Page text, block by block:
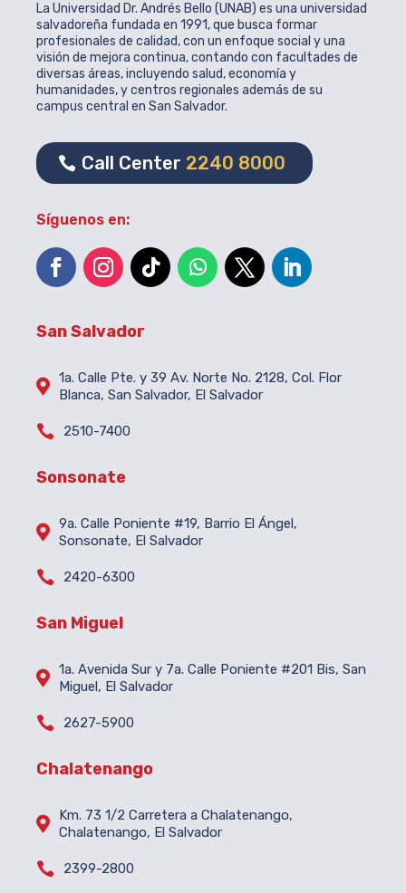
La Universidad Dr. Andrés Bello (UNAB) es una universidad
salvadoreña fundada en 1991, que busca formar
profesionales de calidad, con un enfoque social y una
visión de mejora continua, contando con facultades de
diversas áreas, incluyendo salud, economía y
humanidades, y centros regionales además de su
campus central en San Salvador.
Call Center 2240 8000
Síguenos en:
San Salvador
 1a. Calle Pte. y 39 Av. Norte No. 2128, Col. Flor
Blanca, San Salvador, El Salvador
 2510-7400
Sonsonate
 9a. Calle Poniente #19, Barrio El Ángel,
Sonsonate, El Salvador
 2420-6300
San Miguel
 1a. Avenida Sur y 7a. Calle Poniente #201 Bis, San
Miguel, El Salvador
 2627-5900
Chalatenango

Km. 73 1/2 Carretera a Chalatenango,
Chalatenango, El Salvador
 2399-2800